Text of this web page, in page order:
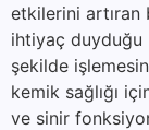
etkilerini artıran
ihtiyaç duyduğu
şekilde
kemik sağlığı
ve sinir